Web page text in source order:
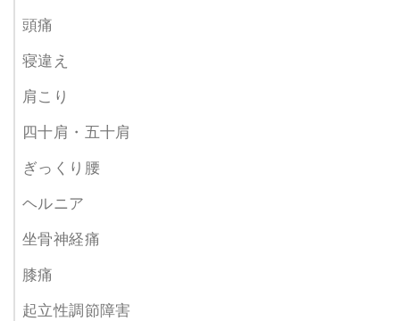
頭痛
寝違え
肩こり
四十肩・五十肩
ぎっくり腰
ヘルニア
坐骨神経痛
膝痛
起立性調節障害